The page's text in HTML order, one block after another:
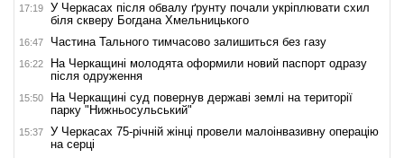
17:19
У Черкасах після обвалу ґрунту почали укріплювати схил
біля скверу Богдана Хмельницького
16:47 Частина Тального тимчасово залишиться без газу
16:22
На Черкащині молодята оформили новий паспорт одразу
після одруження
15:50
На Черкащині суд повернув державі землі на території
парку "Нижньосульський"
15:37
У Черкасах 75-річній жінці провели малоінвазивну операцію
на серці